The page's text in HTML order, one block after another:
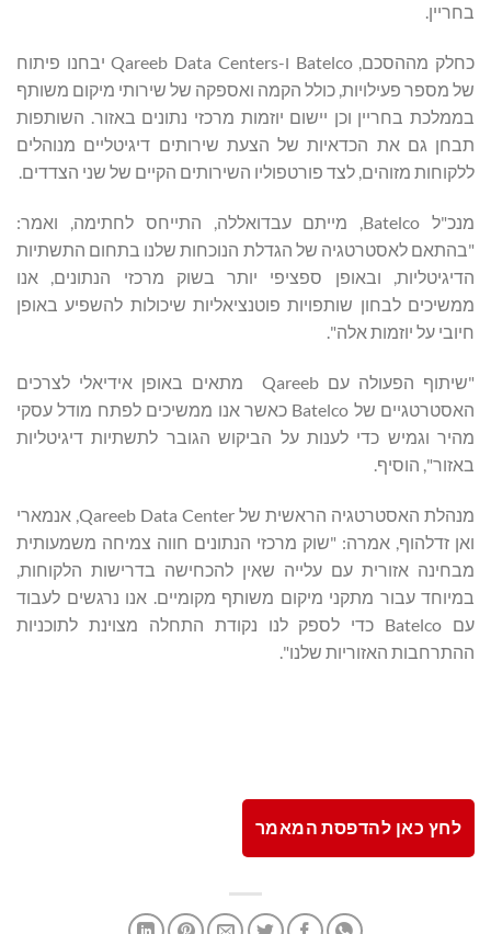
בחריין.
כחלק מההסכם, Batelco ו-Qareeb Data Centers יבחנו פיתוח
של מספר פעילויות, כולל הקמה ואספקה של שירותי מיקום משותף
בממלכת בחריין וכן יישום יוזמות מרכזי נתונים באזור. השותפות
תבחן גם את הכדאיות של הצעת שירותים דיגיטליים מנוהלים
ללקוחות מזוהים, לצד פורטפוליו השירותים הקיים של שני הצדדים.
מנכ"ל Batelco, מייתם עבדואללה, התייחס לחתימה, ואמר:
"בהתאם לאסטרטגיה של הגדלת הנוכחות שלנו בתחום התשתיות
הדיגיטליות, ובאופן ספציפי יותר בשוק מרכזי הנתונים, אנו
ממשיכים לבחון שותפויות פוטנציאליות שיכולות להשפיע באופן
חיובי על יוזמות אלה".
"שיתוף הפעולה עם Qareeb מתאים באופן אידיאלי לצרכים
האסטרטגיים של Batelco כאשר אנו ממשיכים לפתח מודל עסקי
מהיר וגמיש כדי לענות על הביקוש הגובר לתשתיות דיגיטליות
באזור", הוסיף.
מנהלת האסטרטגיה הראשית של Qareeb Data Center, אנמארי
ואן זדלהוף, אמרה: "שוק מרכזי הנתונים חווה צמיחה משמעותית
מבחינה אזורית עם עלייה שאין להכחישה בדרישות הלקוחות,
במיוחד עבור מתקני מיקום משותף מקומיים. אנו נרגשים לעבוד
עם Batelco כדי לספק לנו נקודת התחלה מצוינת לתוכניות
ההתרחבות האזוריות שלנו".
לחץ כאן להדפסת המאמר